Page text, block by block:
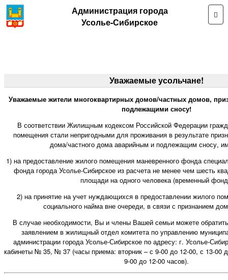
Администрация города
Усолье-Сибирское
Уважаемые усольчане!
Уважаемые жители многоквартирных домов/частных домов,
подлежащими сносу!
В соответствии Жилищным кодексом Российской Федерации
помещения стали непригодными для проживания в результате
дома/частного дома аварийным и подлежащим сносу,
1) на предоставление жилого помещения маневренного фонда
фонда города Усолье-Сибирское из расчета не менее чем шесть
площади на одного человека (временный
2) на принятие на учет нуждающихся в предоставлении жилого
социального найма вне очереди, в связи с признанием
В случае необходимости, Вы и члены Вашей семьи можете
заявлением в жилищный отдел комитета по управлению
администрации города Усолье-Сибирское по адресу: г. Усолье-
кабинеты № 35, № 37 (часы приема: вторник – с 9-00 до 12-00, с 13-00
9-00 до 12-00 часов).